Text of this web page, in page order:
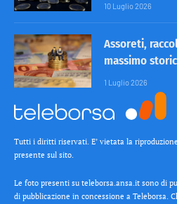
10 Luglio 2026
Assoreti,
massimo
1 Luglio 2026
Tutti i diritti riservati. E’ vietata la
presente sul sito.
Le foto presenti su teleborsa.ansa.it sono di
di pubblicazione in concessione a Teleborsa.